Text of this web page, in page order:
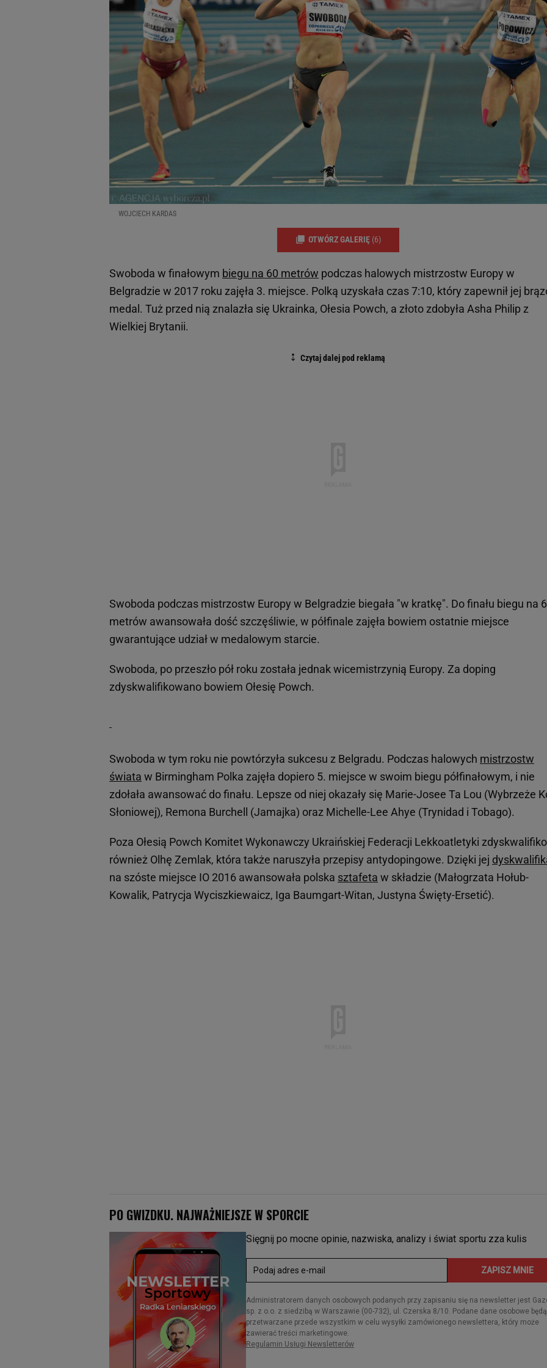
WOJCIECH KARDAS
OTWÓRZ GALERIĘ (6)
Swoboda w finałowym biegu na 60 metrów podczas halowych mistrzostw Europy w
Belgradzie w 2017 roku zajęła 3. miejsce. Polką uzyskała czas 7:10, który zapewnił jej
medal. Tuż przed nią znalazła się Ukrainka, Ołesia Powch, a złoto zdobyła Asha Philip z
Wielkiej Brytanii.
Swoboda podczas mistrzostw Europy w Belgradzie biegała "w kratkę". Do finału biegu na
metrów awansowała dość szczęśliwie, w półfinale zajęła bowiem ostatnie miejsce
gwarantujące udział w medalowym starcie.
Swoboda, po przeszło pół roku została jednak wicemistrzynią Europy. Za doping
zdyskwalifikowano bowiem Ołesię Powch.
Swoboda w tym roku nie powtórzyła sukcesu z Belgradu. Podczas halowych mistrzostw
świata w Birmingham Polka zajęła dopiero 5. miejsce w swoim biegu półfinałowym, i nie
zdołała awansować do finału. Lepsze od niej okazały się Marie-Josee Ta Lou (Wybrzeże
Słoniowej), Remona Burchell (Jamajka) oraz Michelle-Lee Ahye (Trynidad i Tobago).
Poza Ołesią Powch Komitet Wykonawczy Ukraińskiej Federacji Lekkoatletyki
również Olhę Zemlak, która także naruszyła przepisy antydopingowe. Dzięki jej
na szóste miejsce IO 2016 awansowała polska sztafeta w składzie (Małogrzata Hołub-
Kowalik, Patrycja Wyciszkiewaicz, Iga Baumgart-Witan, Justyna Święty-Ersetić).